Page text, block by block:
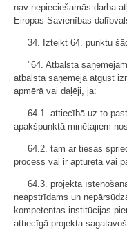
nav nepieciešamās darba
Eiropas Savienības
34. Izteikt 64. punktu
"64. Atbalsta
atbalsta saņēmēja atgūst
apmērā vai daļēji, ja:
64.1. attiecībā uz to
apakšpunktā minētajiem
64.2. tam ar tiesas
process vai ir apturēta vai
64.3. projekta
neapstrīdams un
kompetentas institūcijas
attiecīgā projekta